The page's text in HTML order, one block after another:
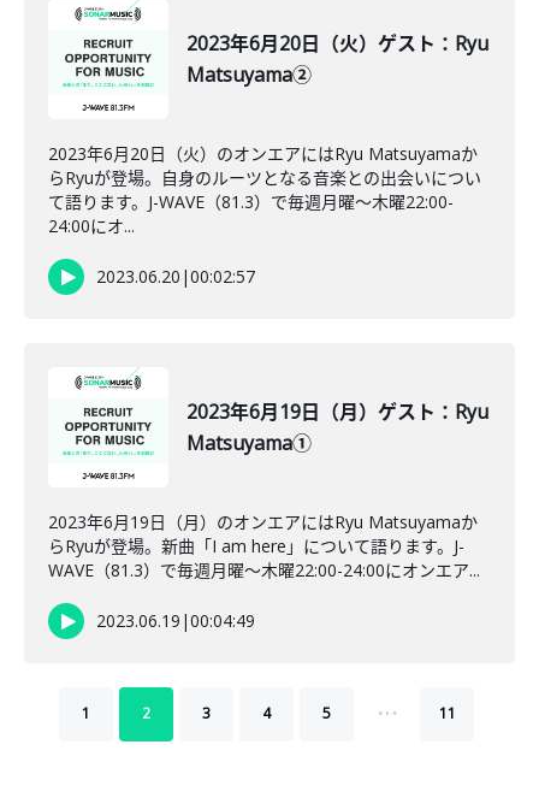
2023年6月20日（火）ゲスト：Ryu
Matsuyama②
2023年6月20日（火）のオンエアにはRyu Matsuyamaか
らRyuが登場。自身のルーツとなる音楽との出会いについ
て語ります。J-WAVE（81.3）で毎週月曜～木曜22:00-
24:00にオ...
2023.06.20 |00:02:57
2023年6月19日（月）ゲスト：Ryu
Matsuyama①
2023年6月19日（月）のオンエアにはRyu Matsuyamaか
らRyuが登場。新曲「I am here」について語ります。J-
WAVE（81.3）で毎週月曜～木曜22:00-24:00にオンエア...
2023.06.19 |00:04:49
1 2 3 4 5 … 11